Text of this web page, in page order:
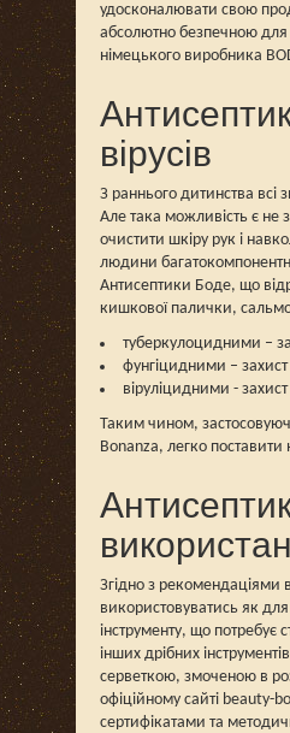
удосконалювати свою
абсолютно безпечною для
німецького виробника
вірусів
З раннього дитинства
Але така можливість є не
очистити шкіру рук і
людини
Антисептики Боде, що
кишкової палички,
туберкулоцидними –
фунгіцидними – захист
віруліцидними - захист
Таким чином,
Bonanza, легко
Згідно з рекомендаціями
використовуватись як
інструменту, що
інших дрібних
серветкою, змоченою в
офіційному сайті beauty-
сертифікатами та